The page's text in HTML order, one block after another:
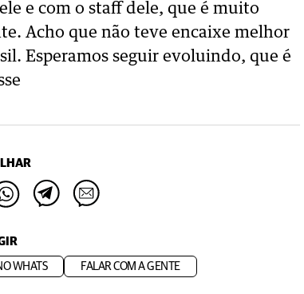
e com o staff dele, que é muito
Acho que não teve encaixe melhor
Esperamos seguir evoluindo, que é
WHATS FALAR COM A GENTE